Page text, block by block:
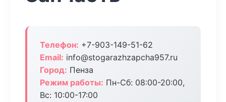
Телефон: +7-903-149-51-62
Email: info@stogarazhzapcha957.ru
Город: Пенза
Режим работы: Пн-Сб: 08:00-20:00,
Вс: 10:00-17:00